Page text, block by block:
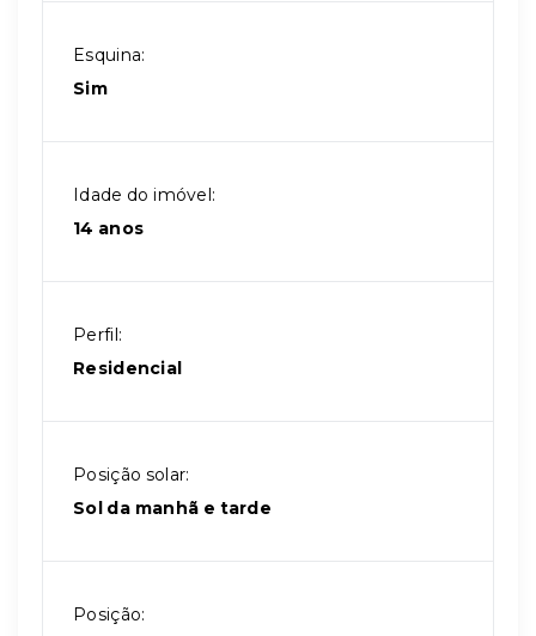
Esquina:
Sim
Idade do imóvel:
14 anos
Perfil:
Residencial
Posição solar:
Sol da manhã e tarde
Posição: